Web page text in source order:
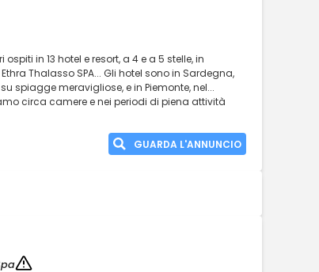
in 13 hotel e resort, a 4 e a 5 stelle, in
Thalasso SPA... Gli hotel sono in Sardegna,
spiagge meravigliose, e in Piemonte, nel...
circa camere e nei periodi di piena attività
GUARDA L'ANNUNCIO